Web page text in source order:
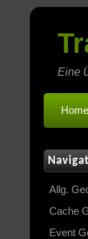
Eine
Home
Allg.
Cache
Event